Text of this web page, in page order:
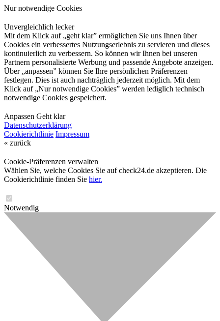
Nur notwendige Cookies
Unvergleichlich lecker
Mit dem Klick auf „geht klar” ermöglichen Sie uns Ihnen über
Cookies ein verbessertes Nutzungserlebnis zu servieren und dieses
kontinuierlich zu verbessern. So können wir Ihnen bei unseren
Partnern personalisierte Werbung und passende Angebote anzeigen.
Über „anpassen” können Sie Ihre persönlichen Präferenzen
festlegen. Dies ist auch nachträglich jederzeit möglich. Mit dem
Klick auf „Nur notwendige Cookies” werden lediglich technisch
notwendige Cookies gespeichert.
Anpassen Geht klar
Datenschutzerklärung
Cookierichtlinie Impressum
« zurück
Cookie-Präferenzen verwalten
Wählen Sie, welche Cookies Sie auf check24.de akzeptieren. Die
Cookierichtlinie finden Sie hier.
Notwendig